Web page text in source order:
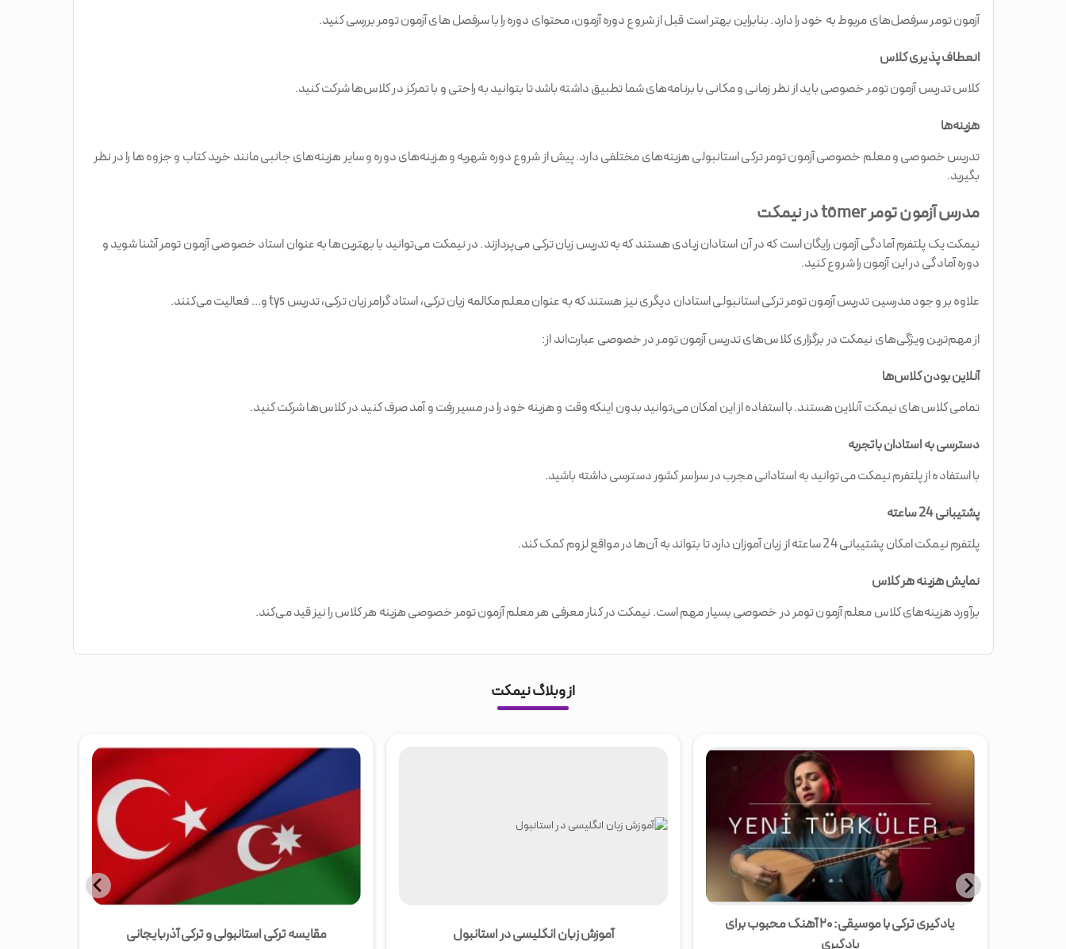
آزمون تومر سرفصل‌های مربوط به خود را دارد. بنابراین بهتر است قبل از شروع دوره آزمون، محتوای دوره را با سرفصل های آزمون تومر بررسی کنید.
انعطاف پذیری کلاس
کلاس تدریس آزمون تومر خصوصی باید از نظر زمانی و مکانی با برنامه‌های شما تطبیق داشته باشد تا بتوانید به راحتی و با تمرکز در کلاس‌ها شرکت کنید.
هزینه‌ها
تدریس خصوصی و معلم خصوصی آزمون تومر ترکی استانبولی هزینه‌های مختلفی دارد. پیش از شروع دوره شهریه و هزینه‌های دوره و سایر هزینه‌های جانبی مانند خرید کتاب و جزوه ها را در نظر
بگیرید.
مدرس آزمون تومر tömer در نیمکت
نیمکت یک پلتفرم آمادگی آزمون رایگان است که در آن استادان زیادی هستند که به تدریس زبان ترکی می‌پردازند. در نیمکت می‌توانید با بهترین‌ها به عنوان استاد خصوصی آزمون تومر آشنا شوید و
دوره آمادگی در این آزمون را شروع کنید.
علاوه بر وجود مدرسین تدریس آزمون تومر ترکی استانبولی استادان دیگری نیز هستند که به عنوان معلم مکالمه زبان ترکی، استاد گرامر زبان ترکی، تدریس tys و... فعالیت می‌کنند.
از مهم‌ترین ویژگی‌های نیمکت در برگزاری کلاس‌های تدریس آزمون تومر در خصوصی عبارت‌اند از:
آنلاین بودن کلاس‌ها
تمامی کلاس‌های نیمکت آنلاین هستند. با استفاده از این امکان می‌توانید بدون اینکه وقت و هزینه خود را در مسیر رفت و آمد صرف کنید در کلاس‌ها شرکت کنید.
دسترسی به استادان باتجربه
با استفاده از پلتفرم نیمکت می‌توانید به استادانی مجرب در سراسر کشور دسترسی داشته باشید.
پشتیبانی 24 ساعته
پلتفرم نیمکت امکان پشتیبانی 24 ساعته از زبان آموزان دارد تا بتواند به آن‌ها در مواقع لزوم کمک کند.
نمایش هزینه هر کلاس
برآورد هزینه‌های کلاس معلم آزمون تومر در خصوصی بسیار مهم است. نیمکت در کنار معرفی هر معلم آزمون تومر خصوصی هزینه هر کلاس را نیز قید می‌کند.
از وبلاگ نیمکت
یادگیری ترکی با موسیقی: ۲۰ آهنگ محبوب برای
یادگیری
آموزش زبان انگلیسی در استانبول مقایسه ترکی استانبولی و ترکی آذربایجانی